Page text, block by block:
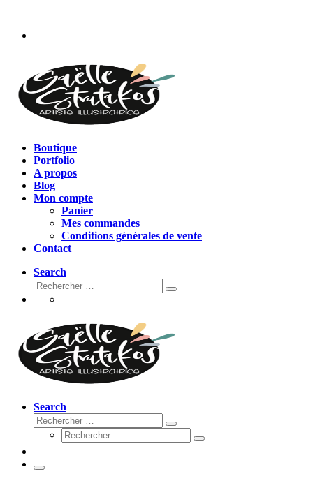
contenu
Boutique
Portfolio
A propos
Blog
Mon compte
Panier
Mes commandes
Conditions générales de vente
Contact
Search
Rechercher
Rechercher
Search
Rechercher
Rechercher
Rechercher
Rechercher
Menu